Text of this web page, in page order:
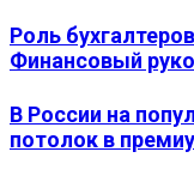
Роль
Финансовый
В России на
потолок в